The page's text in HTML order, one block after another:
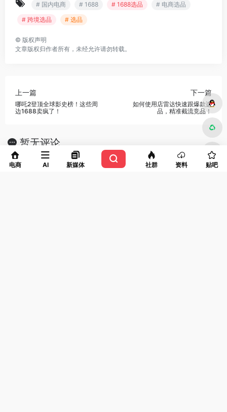
# 国内电商 # 1688 # 1688选品
# 电商选品
# 跨境选品
# 选品
© 版权声明
文章版权归作者所有，未经允许请勿转载。
上一篇
哪吒2登顶全球影史榜！这些周
边1688卖疯了！
下一篇
如何使用店雷达快速跟爆款选
品，精准截流竞品！
暂无评论
电商 AI 新媒体 社群 资料 贴吧